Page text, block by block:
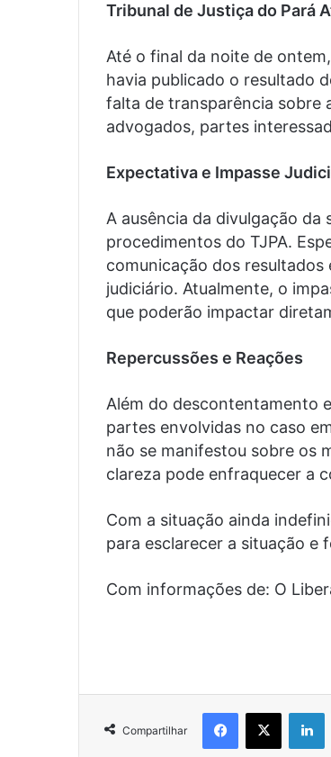
Tribunal de Justiça do Pará
Até o final da noite de
havia publicado o resultado
falta de transparência sobre
advogados, partes
Expectativa e Impasse
A ausência da divulgação
procedimentos do TJPA.
comunicação dos
judiciário. Atualmente, o
que poderão impactar
Repercussões e Reações
Além do descontentamento
partes envolvidas no caso
não se manifestou sobre os
clareza pode enfraquecer a
Com a situação ainda
para esclarecer a situação e
Com informações de: O
Compartilhar
Facebook
X